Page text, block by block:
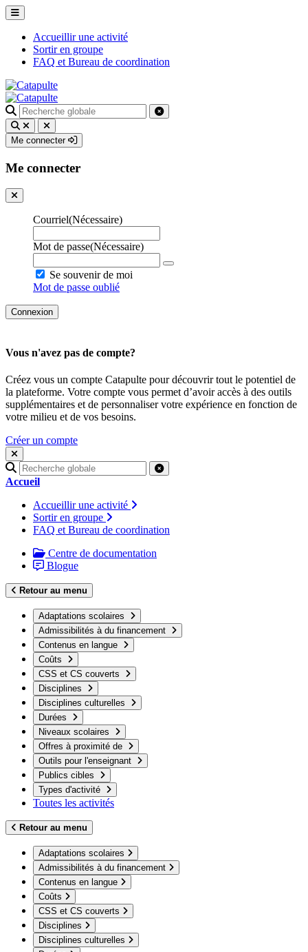
Accueillir une activité
Sortir en groupe
FAQ et Bureau de coordination
Recherche
pour
:
Me connecter
Me connecter
Courriel(Nécessaire)
Mot de passe(Nécessaire)
Se souvenir de moi
Mot de passe oublié
Vous n'avez pas de compte?
Créez vous un compte Catapulte pour découvrir tout le potentiel de
la plateforme. Votre compte vous permet d’avoir accès à des outils
supplémentaires et de personnaliser votre expérience en fonction de
votre milieu et de vos besoins.
Créer un compte
Recherche
pour
Accueil
Accueillir une activité
Sortir en groupe
FAQ et Bureau de coordination
Centre de documentation
Blogue
Retour au menu
Adaptations scolaires
Admissibilités à du financement
Contenus en langue
Coûts
CSS et CS couverts
Disciplines
Disciplines culturelles
Durées
Niveaux scolaires
Offres à proximité de
Outils pour l'enseignant
Publics cibles
Types d'activité
Toutes les activités
Retour au menu
Adaptations scolaires
Admissibilités à du financement
Contenus en langue
Coûts
CSS et CS couverts
Disciplines
Disciplines culturelles